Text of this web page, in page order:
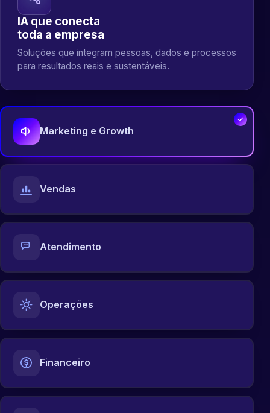
IA que conecta
toda a empresa
Soluções que integram pessoas, dados e processos
para resultados reais e sustentáveis.
Marketing e Growth
Vendas
Atendimento
Operações
Financeiro